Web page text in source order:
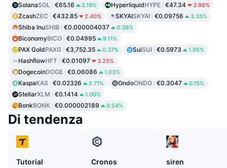
SolanaSOL €65.16 2.19% HyperliquidHYPE €47.34 3.98%
ZcashZEC €432.85 2.40% SKYAISKYAI €0.09756 3.35%
Shiba InuSHIB €0.000004037 0.39%
BiconomyBICO €0.04995 9.11%
PAX GoldPAXG €3,752.35 0.37% SuiSUI €0.5973 1.95%
HashflowHFT €0.01097 3.25%
DogecoinDOGE €0.06086 1.03%
KaspaKAS €0.02326 2.71% OndoONDO €0.3047 0.15%
StellarXLM €0.1414 1.00%
BonkBONK €0.000002189 0.54%
Di tendenza
Tutorial
Cronos
siren